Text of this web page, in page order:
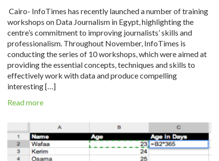
Cairo- InfoTimes has recently launched a number of training
workshops on Data Journalism in Egypt, highlighting the
centre’s commitment to improving journalists’ skills and
professionalism. Throughout November, InfoTimes is
conducting the series of 10 workshops, which were aimed at
providing the essential concepts, techniques and skills to
effectively work with data and produce compelling
interesting […]
Read more